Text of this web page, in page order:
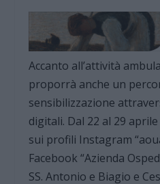
Accanto all’attività
proporrà anche un
sensibilizzazione
digitali. Dal 22 al 29
sui profili Instagram
Facebook “Azienda
SS. Antonio e Biagio e